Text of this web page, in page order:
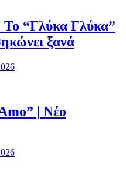
“Γλύκα Γλύκα”
ξανά
| Νέο